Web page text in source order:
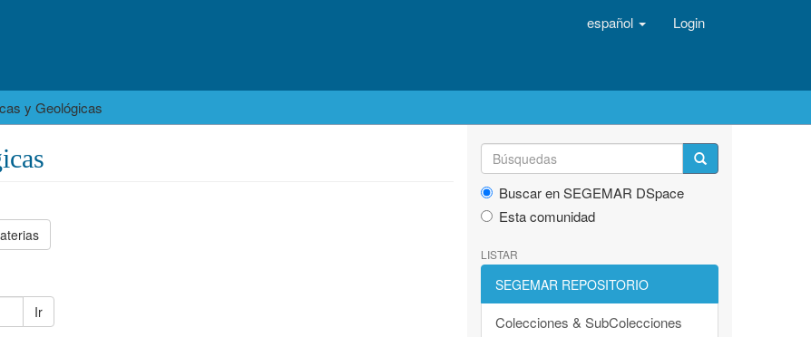
español Login
y Geológicas
Ir
Buscar en SEGEMAR DSpace
Esta comunidad
LISTAR
SEGEMAR REPOSITORIO
Colecciones & SubColecciones